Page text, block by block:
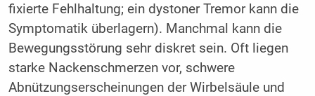
fixierte Fehlhaltung; ein dystoner Tremor kann die
Symptomatik überlagern). Manchmal kann die
Bewegungsstörung sehr diskret sein. Oft liegen
starke Nackenschmerzen vor, schwere
Abnützungserscheinungen der Wirbelsäule und